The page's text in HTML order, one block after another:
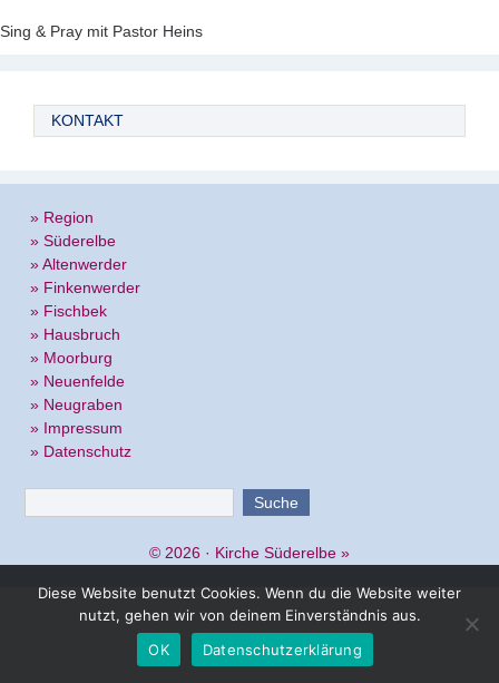
Sing & Pray mit Pastor Heins
KONTAKT
» Region
» Süderelbe
» Altenwerder
» Finkenwerder
» Fischbek
» Hausbruch
» Moorburg
» Neuenfelde
» Neugraben
» Impressum
» Datenschutz
© 2026 · Kirche Süderelbe »
Diese Website benutzt Cookies. Wenn du die Website weiter
nutzt, gehen wir von deinem Einverständnis aus.
OK
Datenschutzerklärung